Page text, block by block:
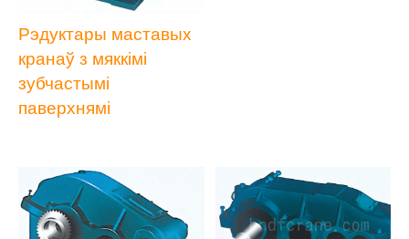
Рэдуктары маставых
кранаў з мяккімі
зубчастымі
паверхнямі